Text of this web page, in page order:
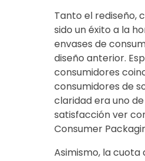
Tanto el rediseño,
sido un éxito a la
envases de
diseño anterior.
consumidores
consumidores de
claridad era uno
satisfacción ver
Consumer
Asimismo, la